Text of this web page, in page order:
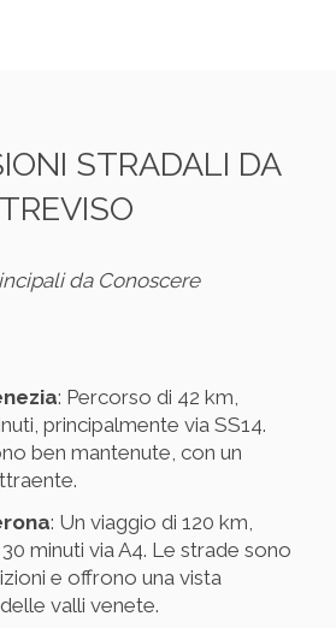
STRADALI DA
TREVISO
da Conoscere
: Percorso di 42 km,
principalmente via SS14.
ben mantenute, con un
: Un viaggio di 120 km,
minuti via A4. Le strade sono
e offrono una vista
valli venete.